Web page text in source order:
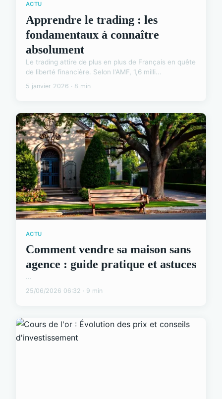
ACTU
Apprendre le trading : les
fondamentaux à connaître
absolument
Le trading attire de plus en plus de Français en quête
de liberté financière. Selon l'AMF, 1,6 milli...
5 janvier 2026 · 8 min
ACTU
Comment vendre sa maison sans
agence : guide pratique et astuces
...
25/06/2026 06:32 · 9 min